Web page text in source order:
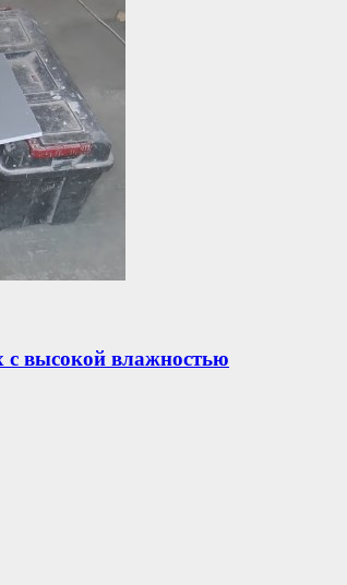
с высокой влажностью